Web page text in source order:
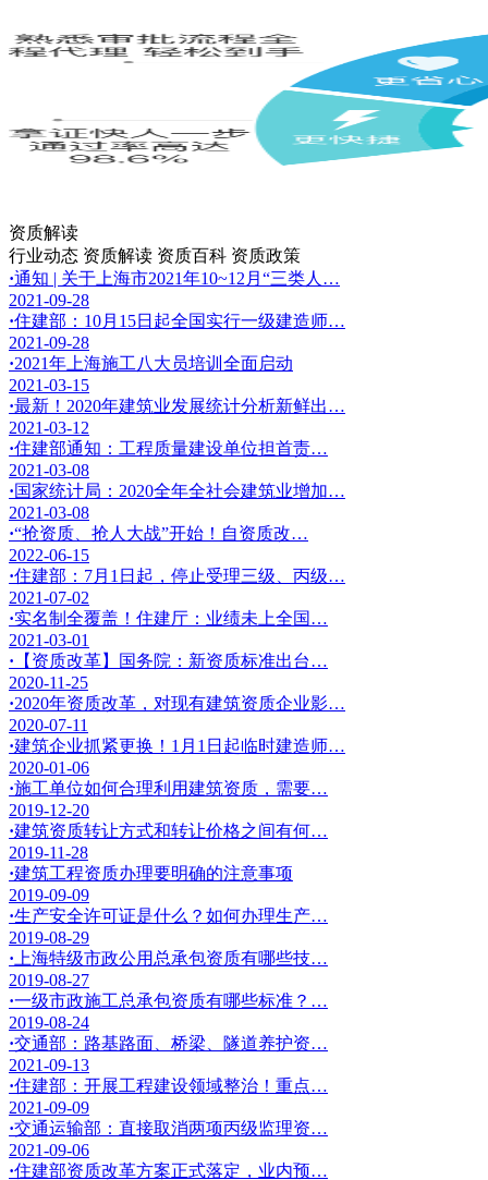
资质解读
行业动态 资质解读 资质百科 资质政策
·通知 | 关于上海市2021年10~12月“三类人…
2021-09-28
·住建部：10月15日起全国实行一级建造师…
2021-09-28
·2021年上海施工八大员培训全面启动
2021-03-15
·最新！2020年建筑业发展统计分析新鲜出…
2021-03-12
·住建部通知：工程质量建设单位担首责…
2021-03-08
·国家统计局：2020全年全社会建筑业增加…
2021-03-08
·“抢资质、抢人大战”开始！自资质改…
2022-06-15
·住建部：7月1日起，停止受理三级、丙级…
2021-07-02
·实名制全覆盖！住建厅：业绩未上全国…
2021-03-01
· 【资质改革】国务院：新资质标准出台…
2020-11-25
·2020年资质改革，对现有建筑资质企业影…
2020-07-11
·建筑企业抓紧更换！1月1日起临时建造师…
2020-01-06
·施工单位如何合理利用建筑资质，需要…
2019-12-20
·建筑资质转让方式和转让价格之间有何…
2019-11-28
·建筑工程资质办理要明确的注意事项
2019-09-09
·生产安全许可证是什么？如何办理生产…
2019-08-29
· 上海特级市政公用总承包资质有哪些技…
2019-08-27
·一级市政施工总承包资质有哪些标准？…
2019-08-24
·交通部：路基路面、桥梁、隧道养护资…
2021-09-13
·住建部：开展工程建设领域整治！重点…
2021-09-09
·交通运输部：直接取消两项丙级监理资…
2021-09-06
·住建部资质改革方案正式落定，业内预…